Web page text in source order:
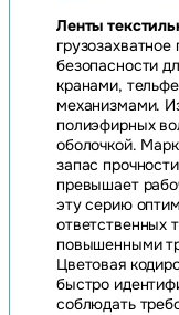
Ленты
безопасности
кранами,
механизмами.
полиэфирных
оболочкой.
запас
превышает
эту серию
ответственных
повышенными
Цветовая
быстро
соблюдать